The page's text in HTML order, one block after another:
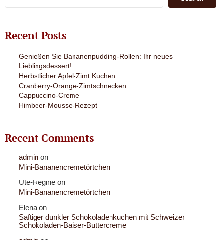
Recent Posts
Genießen Sie Bananenpudding-Rollen: Ihr neues
Lieblingsdessert!
Herbstlicher Apfel-Zimt Kuchen
Cranberry-Orange-Zimtschnecken
Cappuccino-Creme
Himbeer-Mousse-Rezept
Recent Comments
admin on
Mini-Bananencremetörtchen
Ute-Regine on
Mini-Bananencremetörtchen
Elena on
Saftiger dunkler Schokoladenkuchen mit Schweizer
Schokoladen-Baiser-Buttercreme